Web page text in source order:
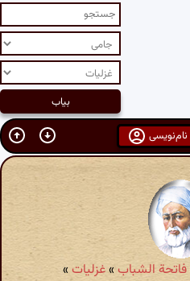
نام‌نویسی
فاتحة الشباب»غزلیات»